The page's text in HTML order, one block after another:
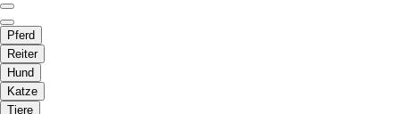
Pferd
Reiter
Hund
Katze
Tiere